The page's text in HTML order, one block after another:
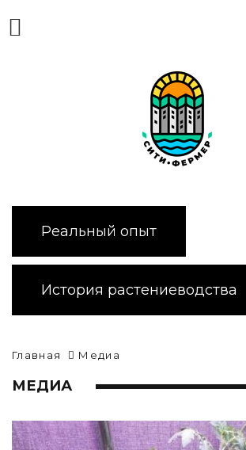
Реальный опыт
История растениеводства
Главная Медиа
МЕДИА